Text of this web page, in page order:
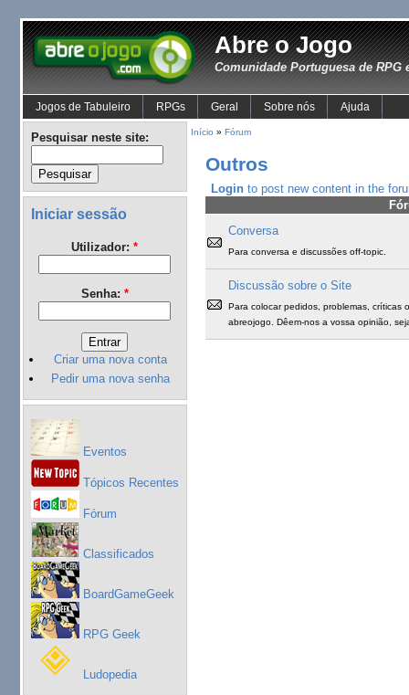
Abre o Jogo
Comunidade Portuguesa de RPG
Jogos de Tabuleiro RPGs Geral Sobre nós Ajuda
Pesquisar neste site:
Iniciar sessão
Utilizador: *
Senha: *
Criar uma nova conta
Pedir uma nova senha
Eventos
Tópicos Recentes
Fórum
Classificados
BoardGameGeek
RPG Geek
Ludopedia
Início » Fórum
Outros
Login to post new content in the
Conversa
Para conversa e discussões off-topic.
Discussão sobre o Site
Para colocar pedidos, problemas, críticas
abreojogo. Dêem-nos a vossa opinião,